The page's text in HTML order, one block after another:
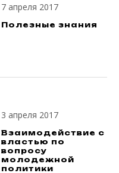
7 апреля 2017
Полезные знания
3 апреля 2017
Взаимодействие с
властью по
вопросу
молодежной
политики